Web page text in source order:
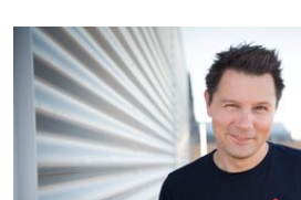
BARRIEREFREIHEIT
NEWSLETTER
Datenschutz
Cybergrooming
Cybermobbing
Instagram
Kinderrechte